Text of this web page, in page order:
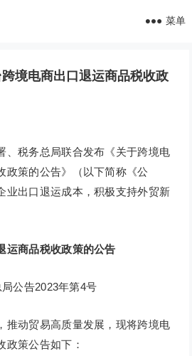
菜单
境电商出口退运商品税收政
、税务总局联合发布《关于跨境电
政策的公告》（以下简称《公
业出口退运成本，积极支持外贸新
运商品税收政策的公告
公告2023年第4号
推动贸易高质量发展，现将跨境电
政策公告如下：